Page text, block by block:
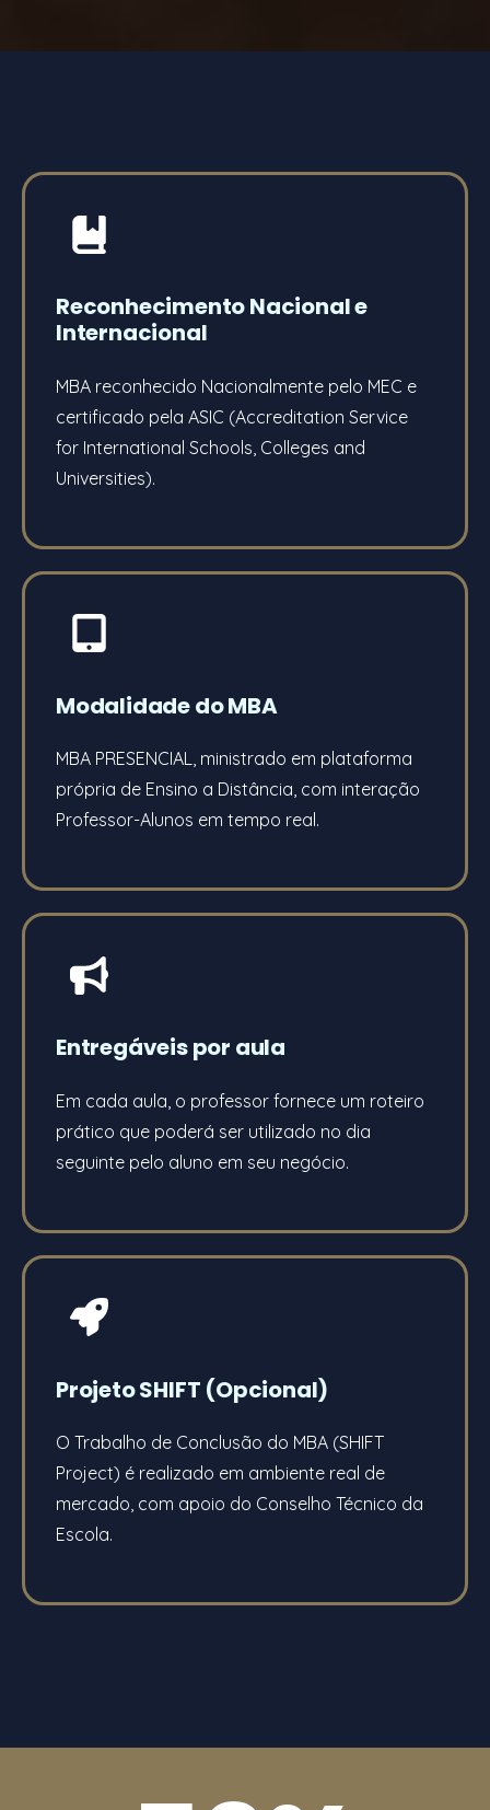
Reconhecimento Nacional e
Internacional
MBA reconhecido Nacionalmente pelo MEC e
certificado pela ASIC (Accreditation Service
for International Schools, Colleges and
Universities).
Modalidade do MBA
MBA PRESENCIAL, ministrado em plataforma
própria de Ensino a Distância, com interação
Professor-Alunos em tempo real.
Entregáveis por aula
Em cada aula, o professor fornece um roteiro
prático que poderá ser utilizado no dia
seguinte pelo aluno em seu negócio.
Projeto SHIFT (Opcional)
O Trabalho de Conclusão do MBA (SHIFT
Project) é realizado em ambiente real de
mercado, com apoio do Conselho Técnico da
Escola.